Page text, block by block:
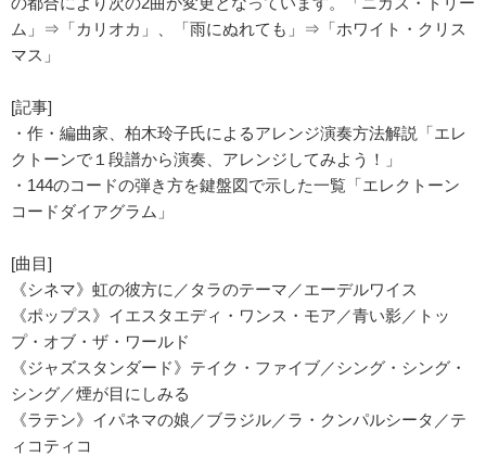
ム」⇒「カリオカ」、「雨にぬれても」⇒「ホワイト・クリス
マス」
[記事]
・作・編曲家、柏木玲子氏によるアレンジ演奏方法解説「エレ
クトーンで１段譜から演奏、アレンジしてみよう！」
・144のコードの弾き方を鍵盤図で示した一覧「エレクトーン
コードダイアグラム」
[曲目]
《シネマ》虹の彼方に／タラのテーマ／エーデルワイス
《ポップス》イエスタエディ・ワンス・モア／青い影／トッ
プ・オブ・ザ・ワールド
《ジャズスタンダード》テイク・ファイブ／シング・シング・
シング／煙が目にしみる
《ラテン》イパネマの娘／ブラジル／ラ・クンパルシータ／テ
ィコティコ